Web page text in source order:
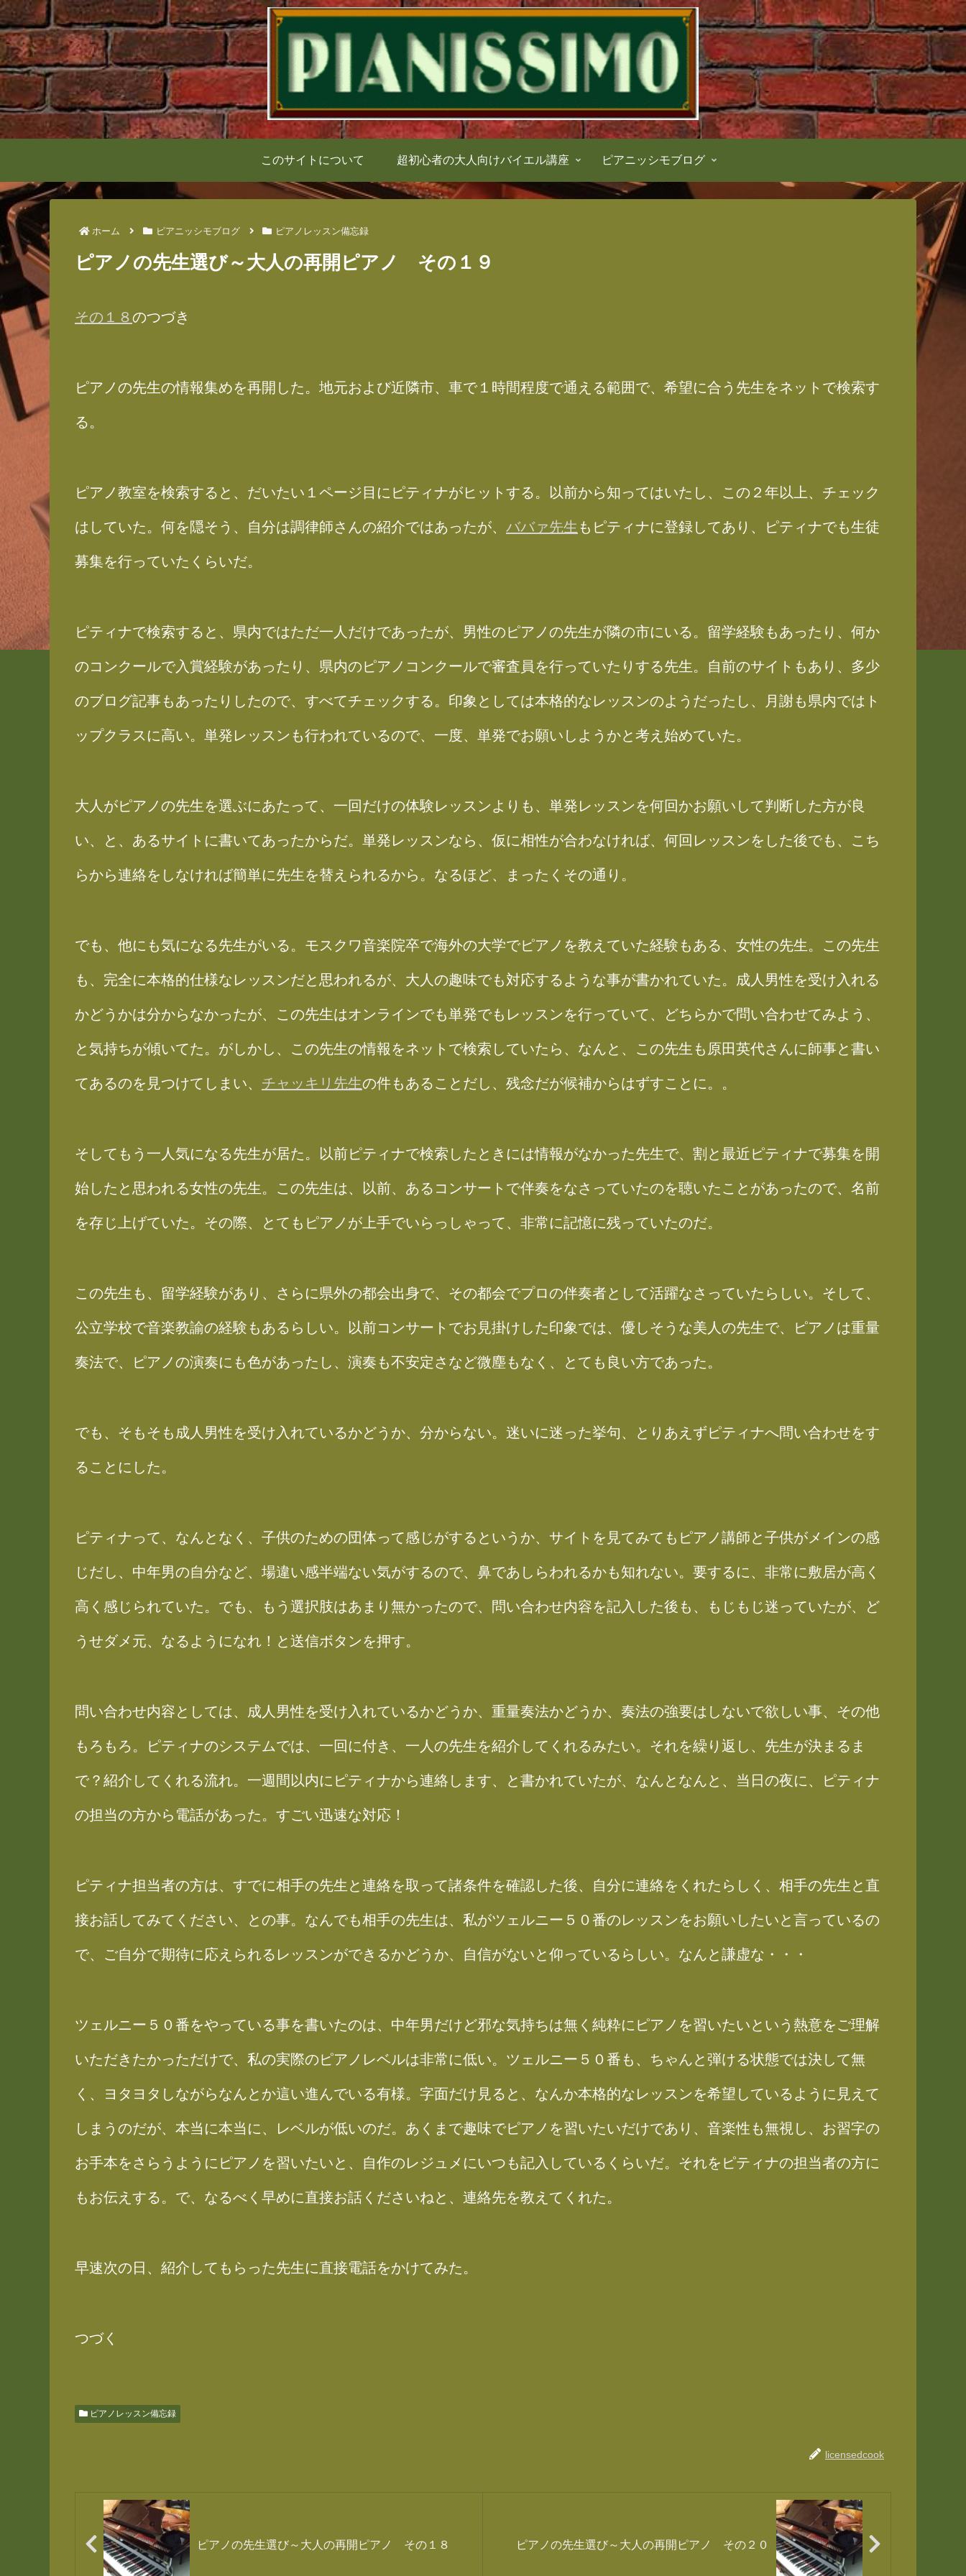
このサイトについて 超初心者の大人向けバイエル講座 ピアニッシモブログ
ホーム ピアニッシモブログ ピアノレッスン備忘録
ピアノの先生選び～大人の再開ピアノ その１９
その１８のつづき
ピアノの先生の情報集めを再開した。地元および近隣市、車で１時間程度で通える範囲で、希望に合う先生をネットで検索す
る。
ピアノ教室を検索すると、だいたい１ページ目にピティナがヒットする。以前から知ってはいたし、この２年以上、チェック
はしていた。何を隠そう、自分は調律師さんの紹介ではあったが、 ババァ先生 もピティナに登録してあり、ピティナでも生徒
募集を行っていたくらいだ。
ピティナで検索すると、県内ではただ一人だけであったが、男性のピアノの先生が隣の市にいる。留学経験もあったり、何か
のコンクールで入賞経験があったり、県内のピアノコンクールで審査員を行っていたりする先生。自前のサイトもあり、多少
のブログ記事もあったりしたので、すべてチェックする。印象としては本格的なレッスンのようだったし、月謝も県内ではト
ップクラスに高い。単発レッスンも行われているので、一度、単発でお願いしようかと考え始めていた。
大人がピアノの先生を選ぶにあたって、一回だけの体験レッスンよりも、単発レッスンを何回かお願いして判断した方が良
い、と、あるサイトに書いてあったからだ。単発レッスンなら、仮に相性が合わなければ、何回レッスンをした後でも、こち
らから連絡をしなければ簡単に先生を替えられるから。なるほど、まったくその通り。
でも、他にも気になる先生がいる。モスクワ音楽院卒で海外の大学でピアノを教えていた経験もある、女性の先生。この先生
も、完全に本格的仕様なレッスンだと思われるが、大人の趣味でも対応するような事が書かれていた。成人男性を受け入れる
かどうかは分からなかったが、この先生はオンラインでも単発でもレッスンを行っていて、どちらかで問い合わせてみよう、
と気持ちが傾いてた。がしかし、この先生の情報をネットで検索していたら、なんと、この先生も原田英代さんに師事と書い
てあるのを見つけてしまい、 チャッキリ先生の件もあることだし、残念だが候補からはずすことに。。
そしてもう一人気になる先生が居た。以前ピティナで検索したときには情報がなかった先生で、割と最近ピティナで募集を開
始したと思われる女性の先生。この先生は、以前、あるコンサートで伴奏をなさっていたのを聴いたことがあったので、名前
を存じ上げていた。その際、とてもピアノが上手でいらっしゃって、非常に記憶に残っていたのだ。
この先生も、留学経験があり、さらに県外の都会出身で、その都会でプロの伴奏者として活躍なさっていたらしい。そして、
公立学校で音楽教諭の経験もあるらしい。以前コンサートでお見掛けした印象では、優しそうな美人の先生で、ピアノは重量
奏法で、ピアノの演奏にも色があったし、演奏も不安定さなど微塵もなく、とても良い方であった。
でも、そもそも成人男性を受け入れているかどうか、分からない。迷いに迷った挙句、とりあえずピティナへ問い合わせをす
ることにした。
ピティナって、なんとなく、子供のための団体って感じがするというか、サイトを見てみてもピアノ講師と子供がメインの感
じだし、中年男の自分など、場違い感半端ない気がするので、鼻であしらわれるかも知れない。要するに、非常に敷居が高く
高く感じられていた。でも、もう選択肢はあまり無かったので、問い合わせ内容を記入した後も、もじもじ迷っていたが、ど
うせダメ元、なるようになれ！と送信ボタンを押す。
問い合わせ内容としては、成人男性を受け入れているかどうか、重量奏法かどうか、奏法の強要はしないで欲しい事、その他
もろもろ。ピティナのシステムでは、一回に付き、一人の先生を紹介してくれるみたい。それを繰り返し、先生が決まるま
で？紹介してくれる流れ。一週間以内にピティナから連絡します、と書かれていたが、なんとなんと、当日の夜に、ピティナ
の担当の方から電話があった。すごい迅速な対応！
ピティナ担当者の方は、すでに相手の先生と連絡を取って諸条件を確認した後、自分に連絡をくれたらしく、相手の先生と直
接お話してみてください、との事。なんでも相手の先生は、私がツェルニー５０番のレッスンをお願いしたいと言っているの
で、ご自分で期待に応えられるレッスンができるかどうか、自信がないと仰っているらしい。なんと謙虚な・・・
ツェルニー５０番をやっている事を書いたのは、中年男だけど邪な気持ちは無く純粋にピアノを習いたいという熱意をご理解
いただきたかっただけで、私の実際のピアノレベルは非常に低い。ツェルニー５０番も、ちゃんと弾ける状態では決して無
く、ヨタヨタしながらなんとか這い進んでいる有様。字面だけ見ると、なんか本格的なレッスンを希望しているように見えて
しまうのだが、本当に本当に、レベルが低いのだ。あくまで趣味でピアノを習いたいだけであり、音楽性も無視し、お習字の
お手本をさらうようにピアノを習いたいと、自作のレジュメにいつも記入しているくらいだ。それをピティナの担当者の方に
もお伝えする。で、なるべく早めに直接お話くださいねと、連絡先を教えてくれた。
早速次の日、紹介してもらった先生に直接電話をかけてみた。
つづく
ピアノレッスン備忘録
licensedcook
ピアノの先生選び～大人の再開ピアノ その１８ ピアノの先生選び～大人の再開ピアノ その２０